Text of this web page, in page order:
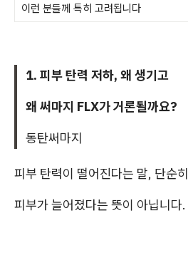
이런 분들께 특히 고려됩니다
1. 피부 탄력 저하, 왜 생기고
왜 써마지 FLX가 거론될까요?
동탄써마지
피부 탄력이 떨어진다는 말, 단순히
피부가 늘어졌다는 뜻이 아닙니다.